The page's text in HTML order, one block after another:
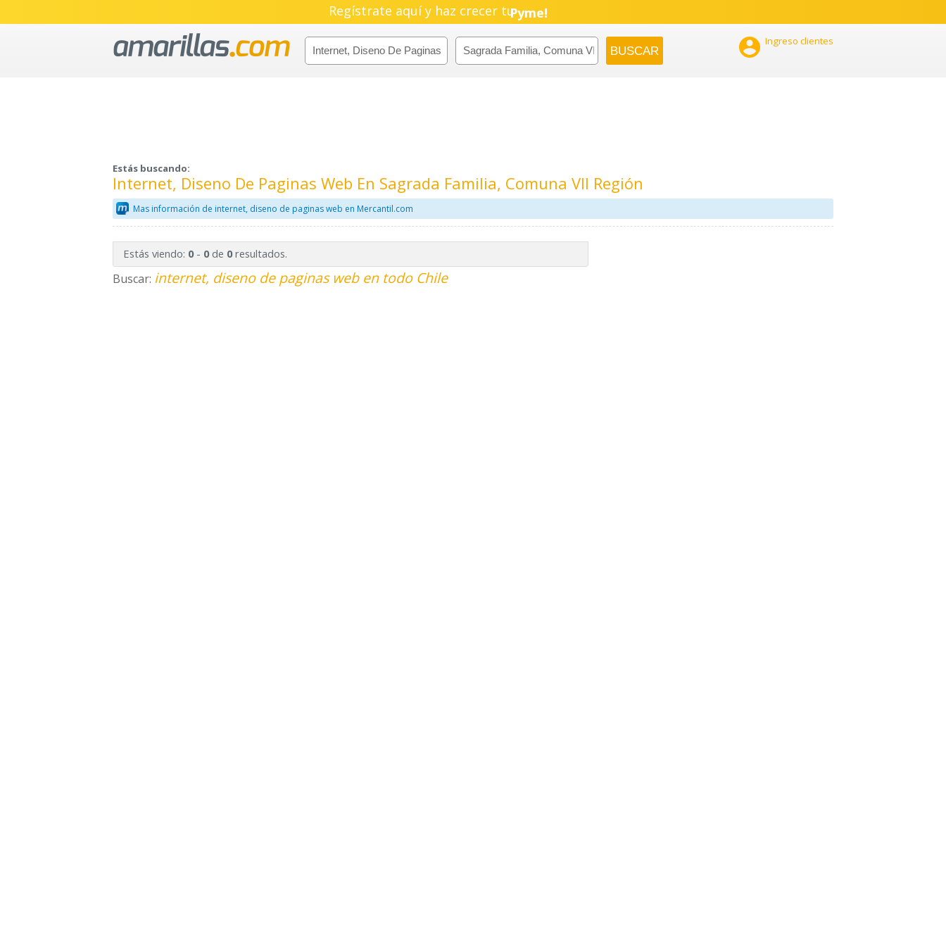
Regístrate aquí y haz crecer tuEmprendimiento!
 Ingreso clientes
Estás buscando:
Internet, Diseno De Paginas Web En Sagrada Familia, Comuna VII Región
Mas información de internet, diseno de paginas web en Mercantil.com
Estás viendo: 0- 0de 0resultados.
Buscar: internet, diseno de paginas web en todo Chile